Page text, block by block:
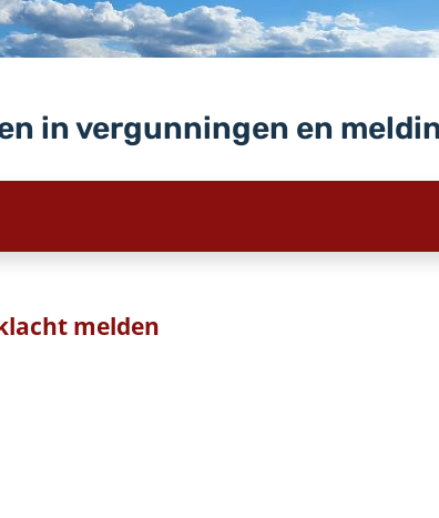
in vergunningen en
melden